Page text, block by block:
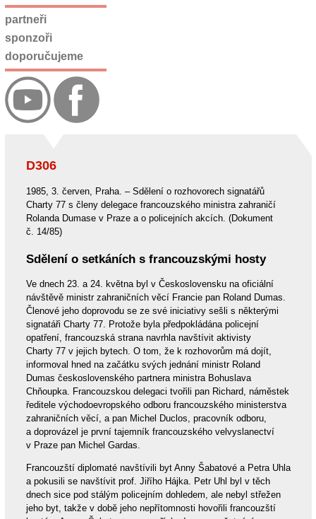
D306
1985, 3. červen, Praha. – Sdělení o rozhovorech signatářů
Charty 77 s členy delegace francouzského ministra zahraničí
Rolanda Dumase v Praze a o policejních akcích. (Dokument
č. 14/85)
Sdělení o setkáních s francouzskými hosty
Ve dnech 23. a 24. května byl v Československu na oficiální
návštěvě ministr zahraničních věcí Francie pan Roland Dumas.
Členové jeho doprovodu se ze své iniciativy sešli s některými
signatáři Charty 77. Protože byla předpokládána policejní
opatření, francouzská strana navrhla navštívit aktivisty
Charty 77 v jejich bytech. O tom, že k rozhovorům má dojít,
informoval hned na začátku svých jednání ministr Roland
Dumas československého partnera ministra Bohuslava
Chňoupka. Francouzskou delegaci tvořili pan Richard, náměstek
ředitele východoevropského odboru francouzského ministerstva
zahraničních věcí, a pan Michel Duclos, pracovník odboru,
a doprovázel je první tajemník francouzského velvyslanectví
v Praze pan Michel Gardas.
Francouzští diplomaté navštívili byt Anny Šabatové a Petra Uhla
a pokusili se navštívit prof. Jiřího Hájka. Petr Uhl byl v těch
dnech sice pod stálým policejním dohledem, ale nebyl střežen
jeho byt, takže v době jeho nepřítomnosti hovořili francouzští
partneři
sponzoři
doporučujeme